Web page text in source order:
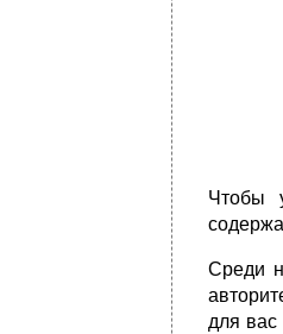
Чтобы
Среди
для